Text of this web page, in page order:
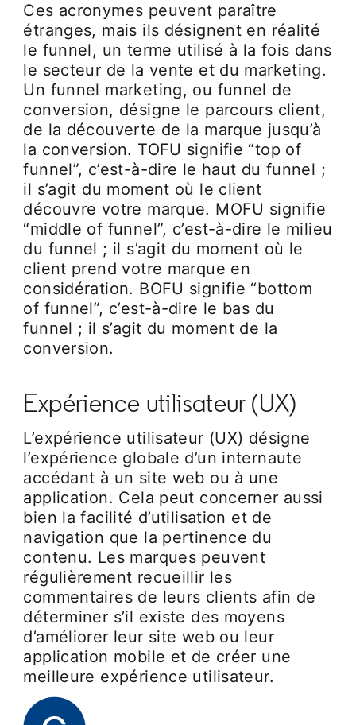
Ces acronymes peuvent paraître
étranges, mais ils désignent en réalité
le funnel, un terme utilisé à la fois dans
le secteur de la vente et du marketing.
Un funnel marketing, ou funnel de
conversion, désigne le parcours client,
de la découverte de la marque jusqu’à
la conversion. TOFU signifie “top of
funnel”, c’est-à-dire le haut du funnel ;
il s’agit du moment où le client
découvre votre marque. MOFU signifie
“middle of funnel”, c’est-à-dire le milieu
du funnel ; il s’agit du moment où le
client prend votre marque en
considération. BOFU signifie “bottom
of funnel”, c’est-à-dire le bas du
funnel ; il s’agit du moment de la
conversion.
Expérience utilisateur (UX)
L’expérience utilisateur (UX) désigne
l’expérience globale d’un internaute
accédant à un site web ou à une
application. Cela peut concerner aussi
bien la facilité d’utilisation et de
navigation que la pertinence du
contenu. Les marques peuvent
régulièrement recueillir les
commentaires de leurs clients afin de
déterminer s’il existe des moyens
d’améliorer leur site web ou leur
application mobile et de créer une
meilleure expérience utilisateur.